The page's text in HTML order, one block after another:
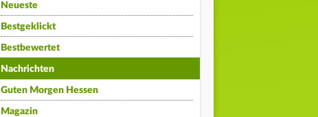
Neueste
Bestgeklickt
Bestbewertet
Nachrichten
Guten Morgen Hessen
Magazin